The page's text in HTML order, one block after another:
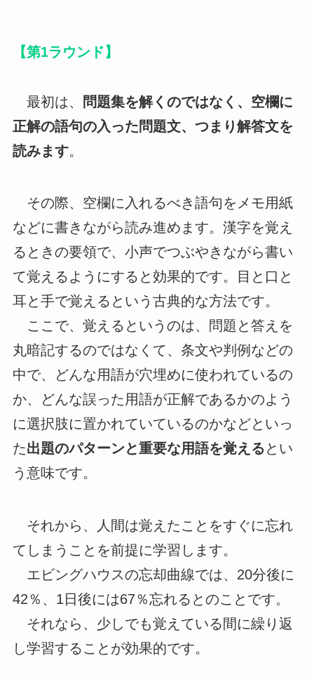
【第1ラウンド】
最初は、
問題集を解くのではなく、空欄に
正解の語句の入った問題文、つまり解答文を
読みます。
その際、空欄に入れるべき語句をメモ用紙
などに書きながら読み進めます。漢字を覚え
るときの要領で、小声でつぶやきながら書い
て覚えるようにすると効果的です。目と口と
耳と手で覚えるという古典的な方法です。
ここで、覚えるというのは、問題と答えを
丸暗記するのではなくて、条文や判例などの
中で、どんな用語が穴埋めに使われているの
か、どんな誤った用語が正解であるかのよう
に選択肢に置かれていているのかなどといっ
た出題のパターンと重要な用語を覚える とい
う意味です。
それから、人間は覚えたことをすぐに忘れ
てしまうことを前提に学習します。
エビングハウスの忘却曲線では、20分後に
42％、1日後には67％忘れるとのことです。
それなら、少しでも覚えている間に繰り返
し学習することが効果的です。